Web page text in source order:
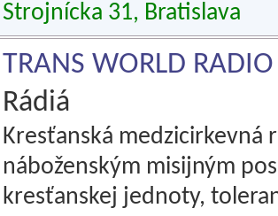
Strojnícka 31, Bratislava
TRANS WORLD
Rádiá
Kresťanská medzicirkevná
náboženským misijným
kresťanskej jednoty,